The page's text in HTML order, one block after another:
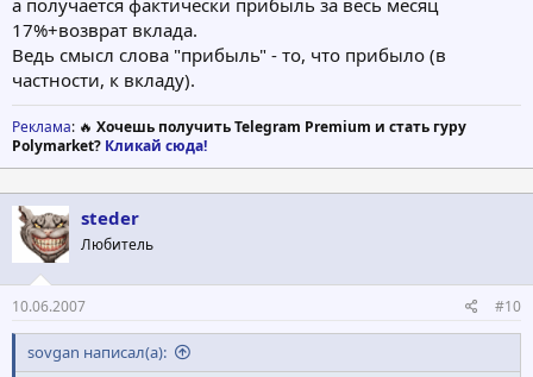
а получается фактически прибыль за весь месяц
17%+возврат вклада.
Ведь смысл слова "прибыль" - то, что прибыло (в
частности, к вкладу).
Реклама: 🔥 Хочешь получить Telegram Premium и стать гуру
Polymarket? Кликай сюда!
steder
Любитель
10.06.2007 #10
sovgan написал(а):